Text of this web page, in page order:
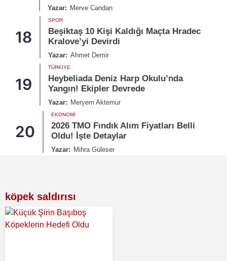
Yazar: Merve Candan
18
SPOR
Beşiktaş 10 Kişi Kaldığı Maçta Hradec
Kralove’yi Devirdi
Yazar: Ahmet Demir
19
TÜRKIYE
Heybeliada Deniz Harp Okulu’nda
Yangın! Ekipler Devrede
Yazar: Meryem Aktemur
20
EKONOMI
2026 TMO Fındık Alım Fiyatları Belli
Oldu! İşte Detaylar
Yazar: Mihra Güleser
köpek saldırısı